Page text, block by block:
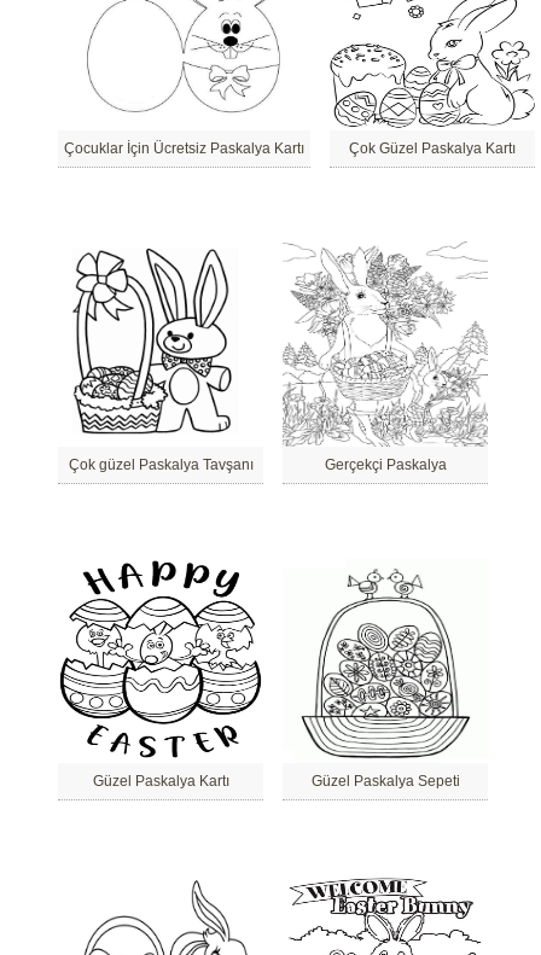
Çocuklar İçin Ücretsiz Paskalya Kartı Çok Güzel Paskalya Kartı
Çok güzel Paskalya Tavşanı Gerçekçi Paskalya
Güzel Paskalya Kartı Güzel Paskalya Sepeti